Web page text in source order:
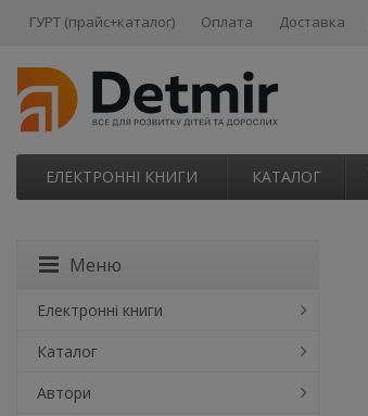
ГУРТ (прайс+каталог) Оплата Доставка
ЕЛЕКТРОННІ КНИГИ КАТАЛОГ
Меню
Електронні книги
Каталог
Автори